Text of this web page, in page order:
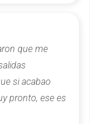
que me
si acabao
pronto, ese es